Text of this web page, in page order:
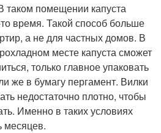
помещении капуста
время. Такой способ больше
а не для частных домов. В
месте капуста сможет
только главное упаковать
же в бумагу пергамент. Вилки
недостаточно плотно, чтобы
Именно в таких условиях
месяцев.